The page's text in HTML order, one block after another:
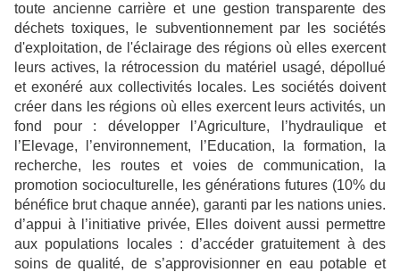
toute ancienne carrière et une gestion transparente des
déchets toxiques, le subventionnement par les sociétés
d'exploitation, de l'éclairage des régions où elles exercent
leurs actives, la rétrocession du matériel usagé, dépollué
et exonéré aux collectivités locales. Les sociétés doivent
créer dans les régions où elles exercent leurs activités, un
fond pour : développer l’Agriculture, l’hydraulique et
l’Elevage, l’environnement, l’Education, la formation, la
recherche, les routes et voies de communication, la
promotion socioculturelle, les générations futures (10% du
bénéfice brut chaque année), garanti par les nations unies.
d’appui à l’initiative privée, Elles doivent aussi permettre
aux populations locales : d’accéder gratuitement à des
soins de qualité, de s’approvisionner en eau potable et